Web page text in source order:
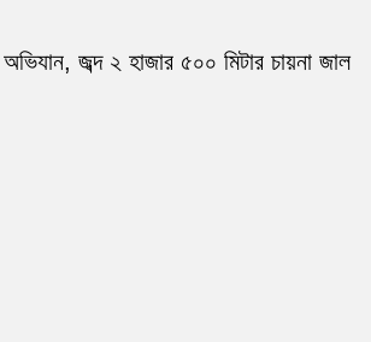
জব্দ ২ হাজার ৫০০ মিটার চায়না জাল